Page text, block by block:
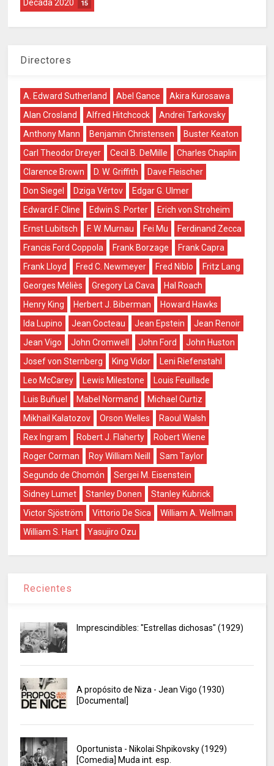
Década 2020 15
Directores
A. Edward Sutherland Abel Gance
Akira Kurosawa
Alan Crosland
Alfred Hitchcock
Andrei Tarkovsky
Anthony Mann
Benjamin Christensen
Buster Keaton
Carl Theodor Dreyer
Cecil B. DeMille
Charles Chaplin
Clarence Brown
D. W. Griffith
Dave Fleischer
Don Siegel
Dziga Vértov
Edgar G. Ulmer
Edward F. Cline
Edwin S. Porter
Erich von Stroheim
Ernst Lubitsch
F. W. Murnau Fei Mu
Ferdinand Zecca
Francis Ford Coppola
Frank Borzage
Frank Capra
Frank Lloyd
Fred C. Newmeyer Fred Niblo
Fritz Lang
Georges Méliès
Gregory La Cava
Hal Roach
Henry King
Herbert J. Biberman
Howard Hawks
Ida Lupino
Jean Cocteau Jean Epstein
Jean Renoir
Jean Vigo
John Cromwell John Ford
John Huston
Josef von Sternberg
King Vidor
Leni Riefenstahl
Leo McCarey
Lewis Milestone
Louis Feuillade
Luis Buñuel
Mabel Normand
Michael Curtiz
Mikhail Kalatozov
Orson Welles
Raoul Walsh
Rex Ingram
Robert J. Flaherty
Robert Wiene
Roger Corman
Roy William Neill
Sam Taylor
Segundo de Chomón
Sergei M. Eisenstein
Sidney Lumet
Stanley Donen
Stanley Kubrick
Victor Sjöström
Vittorio De Sica
William A. Wellman
William S. Hart
Yasujiro Ozu
Recientes
Imprescindibles: "Estrellas dichosas" (1929)
A propósito de Niza - Jean Vigo (1930)
[Documental]
Oportunista - Nikolai Shpikovsky (1929)
[Comedia] Muda int. esp.